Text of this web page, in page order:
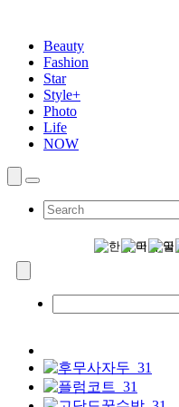
Beauty
Fashion
Star
Style+
Photo
Life
NOW